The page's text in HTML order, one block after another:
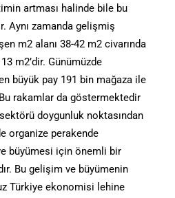
artması halinde bile bu
Aynı zamanda gelişmiş
m2 alanı 38-42 m2 civarında
m2’dir. Günümüzde
büyük pay 191 bin mağaza ile
rakamlar da göstermektedir
doygunluk noktasından
organize perakende
büyümesi için önemli bir
Bu gelişim ve büyümenin
Türkiye ekonomisi lehine